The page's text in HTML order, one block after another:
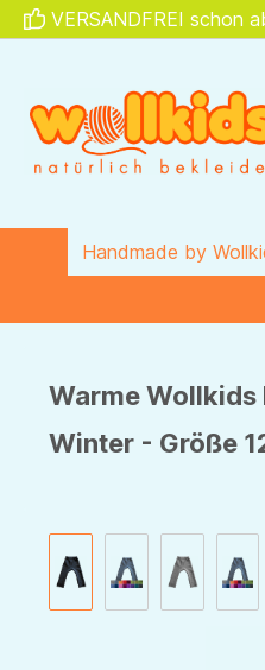
Zur
VERSANDFREI schon
Handmade by
Warme
Winter - Größe